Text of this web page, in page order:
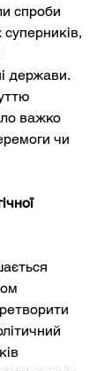
спроби
суперників,
держави.
важко
чи